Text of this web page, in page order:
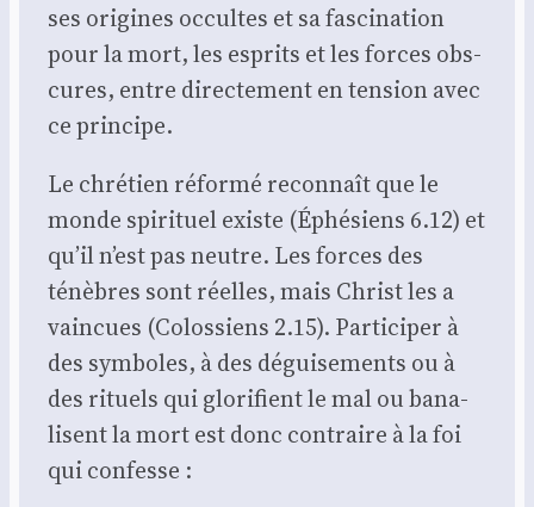
ses ori­gines occultes et sa fas­ci­na­tion
pour la mort, les esprits et les forces obs­
cures, entre direc­te­ment en ten­sion avec
ce prin­cipe.
Le chré­tien réfor­mé recon­naît que le
monde spi­ri­tuel existe (Éphé­siens 6.12) et
qu’il n’est pas neutre. Les forces des
ténèbres sont réelles, mais Christ les a
vain­cues (Colos­siens 2.15). Par­ti­ci­per à
des sym­boles, à des dégui­se­ments ou à
des rituels qui glo­ri­fient le mal ou bana­
lisent la mort est donc contraire à la foi
qui confesse :